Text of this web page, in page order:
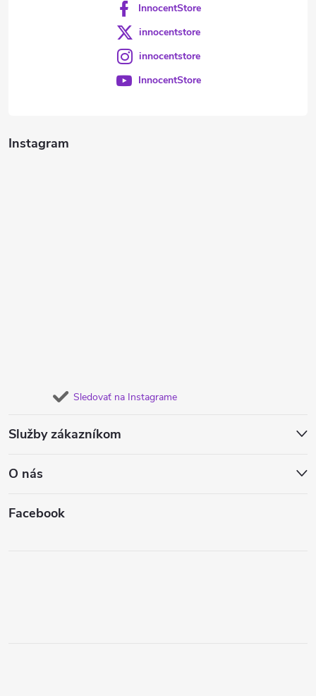
Instagram
Sledovať na Instagrame
Služby zákazníkom
O nás
Facebook
InnocentStore
innocentstore
innocentstore
InnocentStore